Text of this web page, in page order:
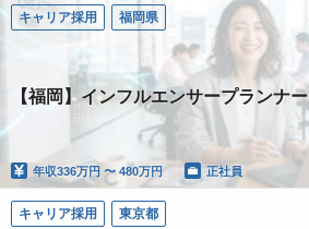
キャリア採用 福岡県
【福岡】インフルエンサープランナー
年収336万円 〜 480万円 正社員
キャリア採用 東京都